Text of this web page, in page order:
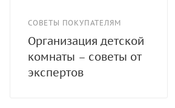
СОВЕТЫ ПОКУПАТЕЛЯМ
Организация детской
комнаты – советы от
экспертов